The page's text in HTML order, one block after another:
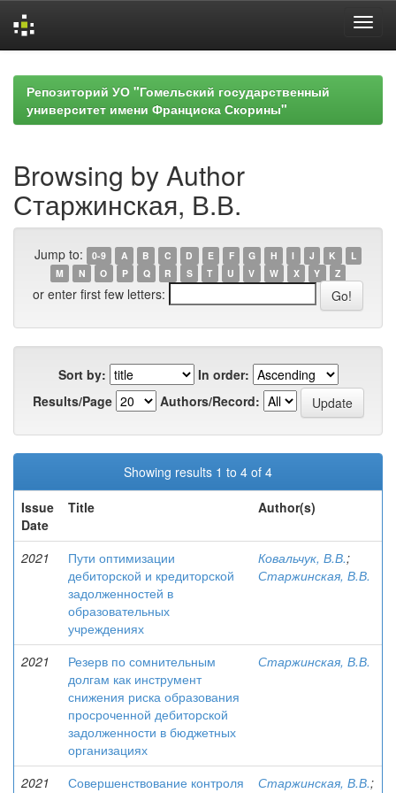
navigationРепозиторий УО "Гомельский государственный
университет имени Франциска Скорины"
Browsing by Author
Старжинская, В.В.
Jump to: 0-9 A B C D E F G H I J K
L
M
N O P Q R S T U V W X Y Z
or enter first few letters:
Sort by:
In order:
Results/Page
Authors/Record:
Showing results 1 to 4 of 4
Issue
Date
Title Author(s)
2021
Пути оптимизации
дебиторской и кредиторской
задолженностей в
образовательных
учреждениях
Ковальчук, В.В.;
Старжинская, В.В.
2021
Резерв по сомнительным
долгам как инструмент
снижения риска образования
просроченной дебиторской
задолженности в бюджетных
организациях
Старжинская, В.В.
2021
Совершенствование контроля
Старжинская, В.В.;